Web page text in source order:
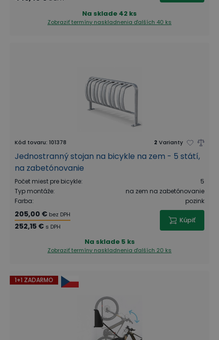
Na sklade 42 ks
Zobraziť termíny naskladnenia ďalších 40 ks
Kód tovaru: 101378 2 Varianty
Jednostranný stojan na bicykle na zem - 5 státí,
na zabetónovanie
Počet miest pre bicykle:
5
Typ montáže:
na zem na zabetónovanie
Farba: pozink
205,00 € bez DPH
252,15 € s DPH
Kúpiť
Na sklade 5 ks
Zobraziť termíny naskladnenia ďalších 20 ks
1+1 ZADARMO